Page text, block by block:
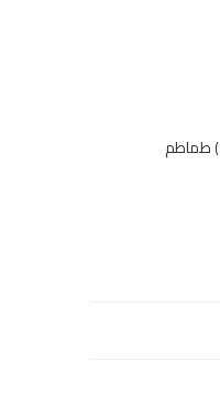
بذور طماطم النمر 10 بذور (Solanum lycopersicum) طماطم